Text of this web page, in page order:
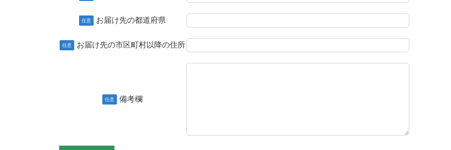
任意 お届け先の都道府県
任意 お届け先の市区町村以降の住所
任意 備考欄